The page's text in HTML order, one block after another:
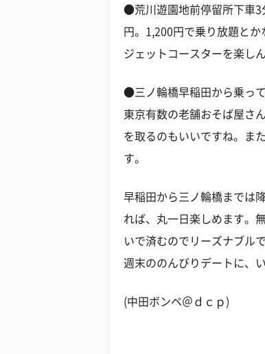
●荒川遊園地前停留所下車3
円。1,200円で乗り放題と
ジェットコースターを楽し
●三ノ輪橋早稲田から乗っ
東京有数の老舗おそば屋さ
を取るのもいいですね。ま
す。
早稲田から三ノ輪橋までは
れば、丸一日楽しめます。
いで済むのでリーズナブル
週末ののんびりデートに、
(中田ボンベ＠ｄｃｐ)